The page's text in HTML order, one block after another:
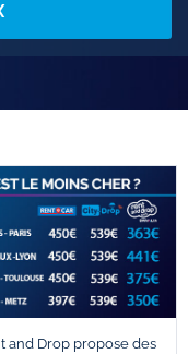
and Drop propose des